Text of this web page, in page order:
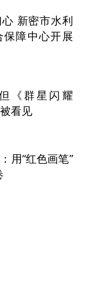
内核始终如
脉、迸发在
厚植于中华
不屈性格。
精神，与坚
于中华优秀
、民族力
变的强大精
新密市水利
保障中心开展
《群星闪耀
看见
用“红色画笔”